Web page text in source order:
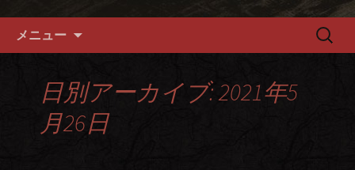
メニュー
検
日別アーカイブ: 2021年5
月26日